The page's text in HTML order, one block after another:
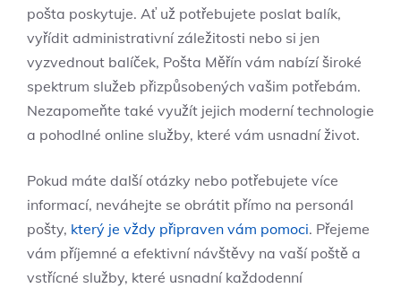
pošta poskytuje. Ať už potřebujete poslat balík,
vyřídit administrativní záležitosti nebo si jen
vyzvednout balíček, Pošta Měřín vám nabízí široké
spektrum služeb přizpůsobených vašim potřebám.
Nezapomeňte také využít jejich moderní technologie
a pohodlné online služby, které vám usnadní život.
Pokud máte další otázky nebo potřebujete více
informací, neváhejte se obrátit přímo na personál
pošty, který je vždy připraven vám pomoci. Přejeme
vám příjemné a efektivní návštěvy na vaší poště a
vstřícné služby, které usnadní každodenní